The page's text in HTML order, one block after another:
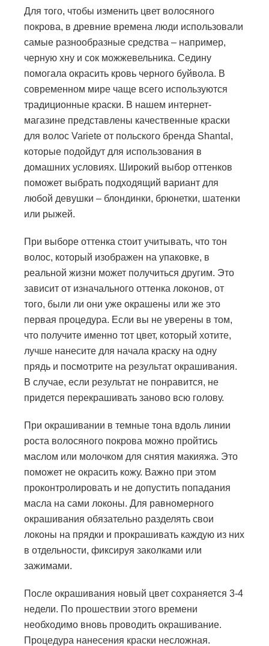
Для того, чтобы изменить цвет волосяного
покрова, в древние времена люди использовали
самые разнообразные средства – например,
черную хну и сок можжевельника. Седину
помогала окрасить кровь черного буйвола. В
современном мире чаще всего используются
традиционные краски. В нашем интернет-
магазине представлены качественные краски
для волос Variete от польского бренда Shantal,
которые подойдут для использования в
домашних условиях. Широкий выбор оттенков
поможет выбрать подходящий вариант для
любой девушки – блондинки, брюнетки, шатенки
или рыжей.
При выборе оттенка стоит учитывать, что тон
волос, который изображен на упаковке, в
реальной жизни может получиться другим. Это
зависит от изначального оттенка локонов, от
того, были ли они уже окрашены или же это
первая процедура. Если вы не уверены в том,
что получите именно тот цвет, который хотите,
лучше нанесите для начала краску на одну
прядь и посмотрите на результат окрашивания.
В случае, если результат не понравится, не
придется перекрашивать заново всю голову.
При окрашивании в темные тона вдоль линии
роста волосяного покрова можно пройтись
маслом или молочком для снятия макияжа. Это
поможет не окрасить кожу. Важно при этом
проконтролировать и не допустить попадания
масла на сами локоны. Для равномерного
окрашивания обязательно разделять свои
локоны на прядки и прокрашивать каждую из них
в отдельности, фиксируя заколками или
зажимами.
После окрашивания новый цвет сохраняется 3-4
недели. По прошествии этого времени
необходимо вновь проводить окрашивание.
Процедура нанесения краски несложная.